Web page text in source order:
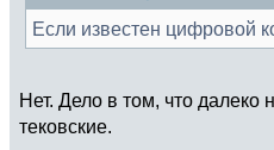
Если известен цифровой
Нет. Дело в том, что
тековские.